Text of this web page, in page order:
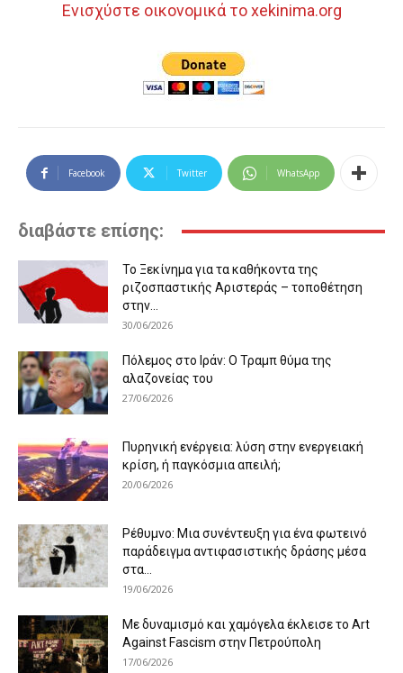
Ενισχύστε οικονομικά το xekinima.org
Facebook Twitter WhatsApp
διαβάστε επίσης:
Το Ξεκίνημα για τα καθήκοντα της
ριζοσπαστικής Αριστεράς – τοποθέτηση
στην...
30/06/2026
Πόλεμος στο Ιράν: Ο Τραμπ θύμα της
αλαζονείας του
27/06/2026
Πυρηνική ενέργεια: λύση στην ενεργειακή
κρίση, ή παγκόσμια απειλή;
20/06/2026
Ρέθυμνο: Μια συνέντευξη για ένα φωτεινό
παράδειγμα αντιφασιστικής δράσης μέσα
στα...
19/06/2026
Με δυναμισμό και χαμόγελα έκλεισε το Art
Against Fascism στην Πετρούπολη
17/06/2026